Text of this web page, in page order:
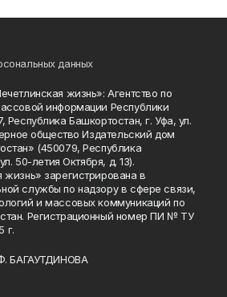
данных
жизнь»: Агентство по
информации Республики
Республика Башкортостан, г. Уфа, ул.
общество Издательский дом
(450079, Республика
50-летия Октября, д. 13).
жизнь» зарегистрирована в
службы по надзору в сфере связи,
и массовых коммуникаций по
Регистрационный номер ПИ № ТУ
г.
БАГАУТДИНОВА